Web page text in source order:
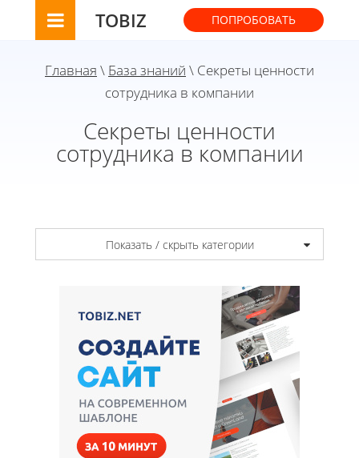
TOBIZ ПОПРОБОВАТЬ
Главная \ База знаний \ Секреты ценности
сотрудника в компании
Секреты ценности
сотрудника в компании
Показать / скрыть категории